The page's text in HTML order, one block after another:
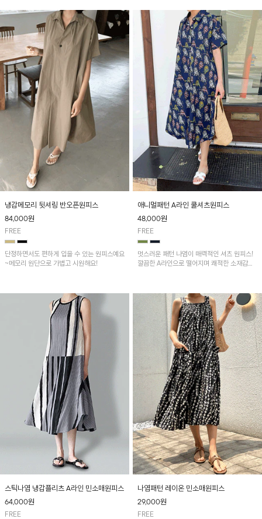
냉감메모리 뒷셔링 반오픈원피스
84,000원
FREE
단정하면서도 편하게 입을 수 있는 원피스예요
~메모리 원단으로 가볍고 시원해요!
애니멀패턴 A라인 쿨셔츠원피스
48,000원
FREE
멋스러운 패턴 나염이 매력적인 셔츠 원피스!
깔끔한 A라인으로 떨어지며 쾌적한 소재감으
스틱나염 냉감플리츠 A라인 민소매원피스
64,000원
FREE
나염패턴 레이온 민소매원피스
29,000원
FREE